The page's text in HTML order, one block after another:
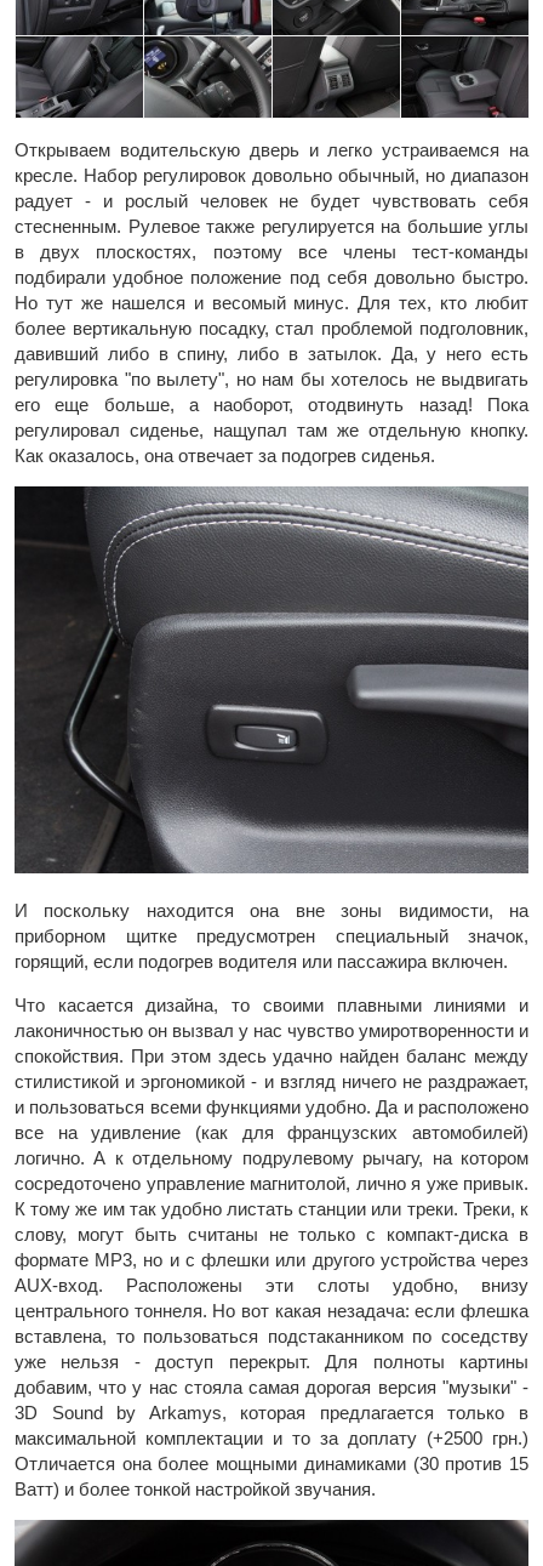
Открываем водительскую дверь и легко устраиваемся на
кресле. Набор регулировок довольно обычный, но диапазон
радует - и рослый человек не будет чувствовать себя
стесненным. Рулевое также регулируется на большие углы
в двух плоскостях, поэтому все члены тест-команды
подбирали удобное положение под себя довольно быстро.
Но тут же нашелся и весомый минус. Для тех, кто любит
более вертикальную посадку, стал проблемой подголовник,
давивший либо в спину, либо в затылок. Да, у него есть
регулировка "по вылету", но нам бы хотелось не выдвигать
его еще больше, а наоборот, отодвинуть назад! Пока
регулировал сиденье, нащупал там же отдельную кнопку.
Как оказалось, она отвечает за подогрев сиденья.
И поскольку находится она вне зоны видимости, на
приборном щитке предусмотрен специальный значок,
горящий, если подогрев водителя или пассажира включен.
Что касается дизайна, то своими плавными линиями и
лаконичностью он вызвал у нас чувство умиротворенности и
спокойствия. При этом здесь удачно найден баланс между
стилистикой и эргономикой - и взгляд ничего не раздражает,
и пользоваться всеми функциями удобно. Да и расположено
все на удивление (как для французских автомобилей)
логично. А к отдельному подрулевому рычагу, на котором
сосредоточено управление магнитолой, лично я уже привык.
К тому же им так удобно листать станции или треки. Треки, к
слову, могут быть считаны не только с компакт-диска в
формате MP3, но и с флешки или другого устройства через
AUX-вход. Расположены эти слоты удобно, внизу
центрального тоннеля. Но вот какая незадача: если флешка
вставлена, то пользоваться подстаканником по соседству
уже нельзя - доступ перекрыт. Для полноты картины
добавим, что у нас стояла самая дорогая версия "музыки" -
3D Sound by Arkamys, которая предлагается только в
максимальной комплектации и то за доплату (+2500 грн.)
Отличается она более мощными динамиками (30 против 15
Ватт) и более тонкой настройкой звучания.